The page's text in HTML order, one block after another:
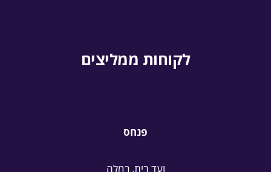
לקוחות ממליצים
פנחס
ועד בית, רמלה